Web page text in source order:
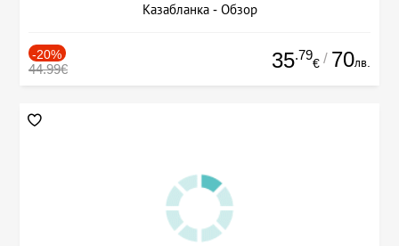
Казабланка - Обзор
-20%
44.99€ 35.79
€ / 70лв.